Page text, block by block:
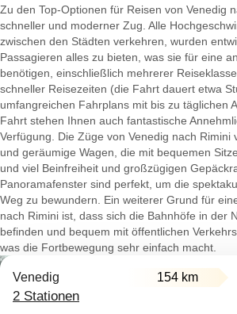
Zu den Top-Optionen für Reisen von Venedig
schneller und moderner Zug. Alle
zwischen den Städten verkehren, wurden
Passagieren alles zu bieten, was sie für eine
benötigen, einschließlich mehrerer
schneller Reisezeiten (die Fahrt dauert etwa
umfangreichen Fahrplans mit bis zu täglichen
Fahrt stehen Ihnen auch fantastische
Verfügung. Die Züge von Venedig nach Rimini
und geräumige Wagen, die mit bequemen
und viel Beinfreiheit und großzügigen
Panoramafenster sind perfekt, um die
Weg zu bewundern. Ein weiterer Grund für
nach Rimini ist, dass sich die Bahnhöfe in der
befinden und bequem mit öffentlichen
was die Fortbewegung sehr einfach macht.
Venedig 154 km
2 Stationen